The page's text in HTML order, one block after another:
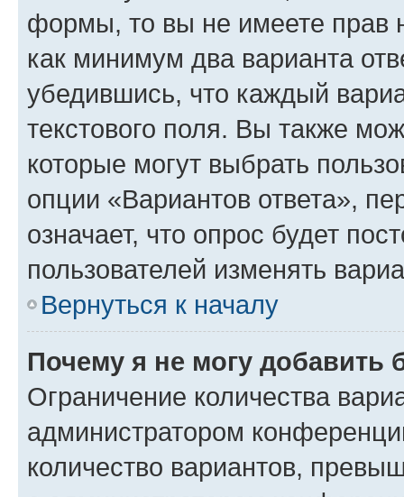
формы, то вы не имеете прав
как минимум два варианта
убедившись, что каждый
текстового поля. Вы также
которые могут выбрать
опции «Вариантов ответа»,
означает, что опрос будет
пользователей изменять
Вернуться к началу
Почему я не могу добавить
Ограничение количества
администратором
количество вариантов,